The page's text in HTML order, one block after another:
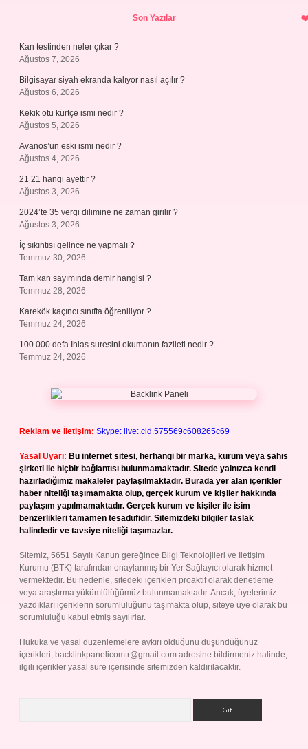
Son Yazılar
Kan testinden neler çıkar ?
Ağustos 7, 2026
Bilgisayar siyah ekranda kalıyor nasıl açılır ?
Ağustos 6, 2026
Kekik otu kürtçe ismi nedir ?
Ağustos 5, 2026
Avanos’un eski ismi nedir ?
Ağustos 4, 2026
21 21 hangi ayettir ?
Ağustos 3, 2026
2024’te 35 vergi dilimine ne zaman girilir ?
Ağustos 3, 2026
İç sıkıntısı gelince ne yapmalı ?
Temmuz 30, 2026
Tam kan sayımında demir hangisi ?
Temmuz 28, 2026
Karekök kaçıncı sınıfta öğreniliyor ?
Temmuz 24, 2026
100.000 defa İhlas suresini okumanın fazileti nedir ?
Temmuz 24, 2026
Reklam ve İletişim: Skype: live:.cid.575569c608265c69
Yasal Uyarı: Bu internet sitesi, herhangi bir marka, kurum veya şahıs
şirketi ile hiçbir bağlantısı bulunmamaktadır. Sitede yalnızca kendi
hazırladığımız makaleler paylaşılmaktadır. Burada yer alan içerikler
haber niteliği taşımamakta olup, gerçek kurum ve kişiler hakkında
paylaşım yapılmamaktadır. Gerçek kurum ve kişiler ile isim
benzerlikleri tamamen tesadüfidir. Sitemizdeki bilgiler taslak
halindedir ve tavsiye niteliği taşımazlar.
Sitemiz, 5651 Sayılı Kanun gereğince Bilgi Teknolojileri ve İletişim
Kurumu (BTK) tarafından onaylanmış bir Yer Sağlayıcı olarak hizmet
vermektedir. Bu nedenle, sitedeki içerikleri proaktif olarak denetleme
veya araştırma yükümlülüğümüz bulunmamaktadır. Ancak, üyelerimiz
yazdıkları içeriklerin sorumluluğunu taşımakta olup, siteye üye olarak bu
sorumluluğu kabul etmiş sayılırlar.
Hukuka ve yasal düzenlemelere aykırı olduğunu düşündüğünüz
içerikleri, backlinkpanelicomtr@gmail.com adresine bildirmeniz halinde,
ilgili içerikler yasal süre içerisinde sitemizden kaldırılacaktır.